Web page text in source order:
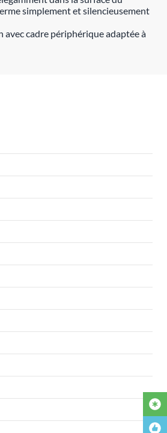
simplement et silencieusement
avec cadre périphérique adaptée à